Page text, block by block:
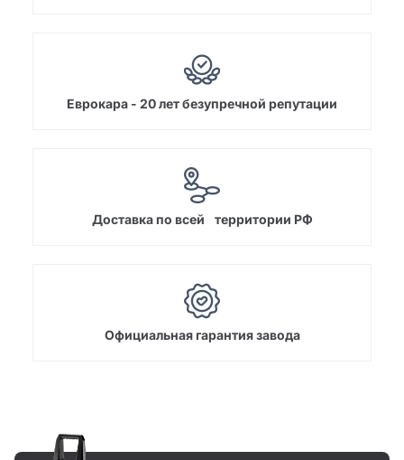
Еврокара - 20 лет безупречной репутации
Доставка по всей территории РФ
Официальная гарантия завода